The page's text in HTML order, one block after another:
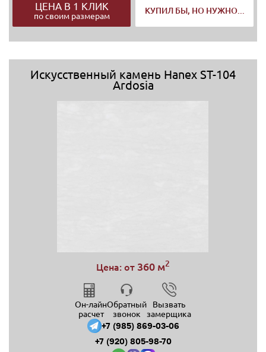
ЦЕНА В 1 КЛИК
по своим размерам
КУПИЛ БЫ, НО НУЖНО...
Искусственный камень Hanex ST-104
Ardosia
Цена: от 360 м2
Он-лайн
расчет
Обратный
звонок
Вызвать
замерщика
+7 (985) 869-03-06
+7 (920) 805-98-70